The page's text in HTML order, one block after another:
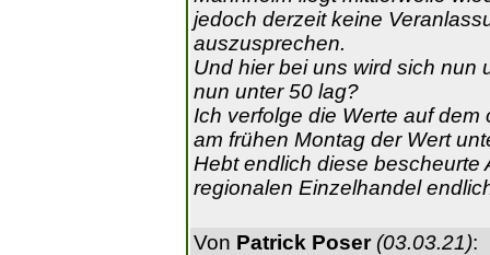
jedoch derzeit keine
auszusprechen.
Und hier bei uns wird sich nun
nun unter 50 lag?
Ich verfolge die Werte auf
am frühen Montag der Wert
Hebt endlich diese
regionalen Einzelhandel
Von Patrick Poser (03.03.21):